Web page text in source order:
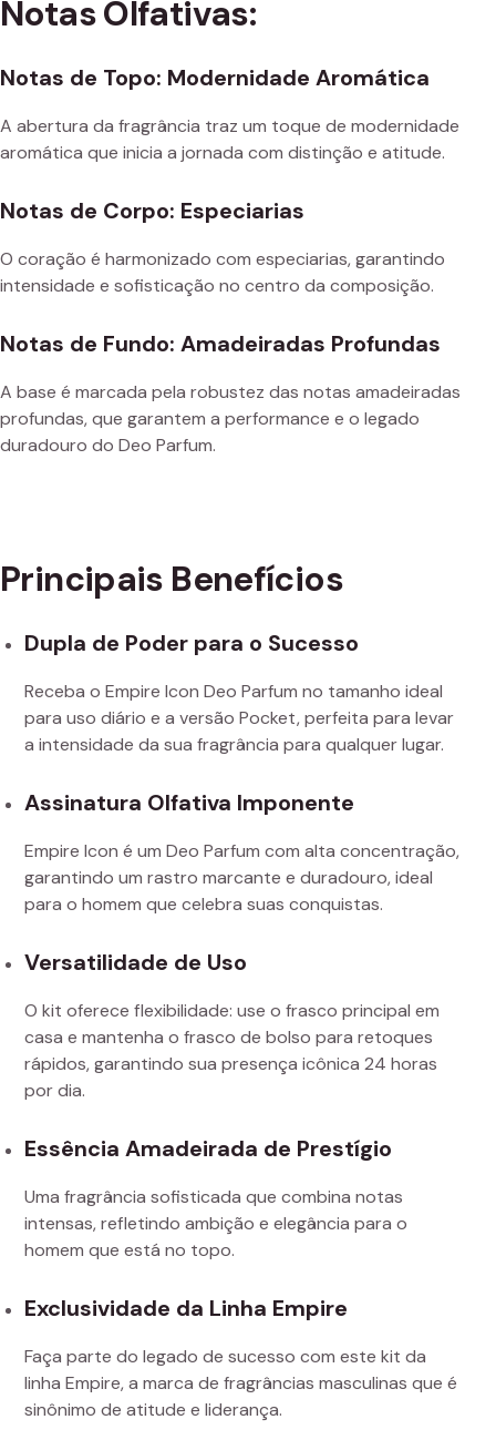
Notas Olfativas:
Notas de Topo: Modernidade Aromática
A abertura da fragrância traz um toque de modernidade
aromática que inicia a jornada com distinção e atitude.
Notas de Corpo: Especiarias
O coração é harmonizado com especiarias, garantindo
intensidade e sofisticação no centro da composição.
Notas de Fundo: Amadeiradas Profundas
A base é marcada pela robustez das notas amadeiradas
profundas, que garantem a performance e o legado
duradouro do Deo Parfum.
Principais Benefícios
Dupla de Poder para o Sucesso
Receba o Empire Icon Deo Parfum no tamanho ideal
para uso diário e a versão Pocket, perfeita para levar
a intensidade da sua fragrância para qualquer lugar.
Assinatura Olfativa Imponente
Empire Icon é um Deo Parfum com alta concentração,
garantindo um rastro marcante e duradouro, ideal
para o homem que celebra suas conquistas.
Versatilidade de Uso
O kit oferece flexibilidade: use o frasco principal em
casa e mantenha o frasco de bolso para retoques
rápidos, garantindo sua presença icônica 24 horas
por dia.
Essência Amadeirada de Prestígio
Uma fragrância sofisticada que combina notas
intensas, refletindo ambição e elegância para o
homem que está no topo.
Exclusividade da Linha Empire
Faça parte do legado de sucesso com este kit da
linha Empire, a marca de fragrâncias masculinas que é
sinônimo de atitude e liderança.